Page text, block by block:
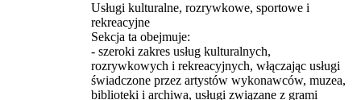
Usługi kulturalne, rozrywkowe, sportowe i
rekreacyjne
Sekcja ta obejmuje:
- szeroki zakres usług kulturalnych,
rozrywkowych i rekreacyjnych, włączając usługi
świadczone przez artystów wykonawców, muzea,
biblioteki i archiwa, usługi związane z grami